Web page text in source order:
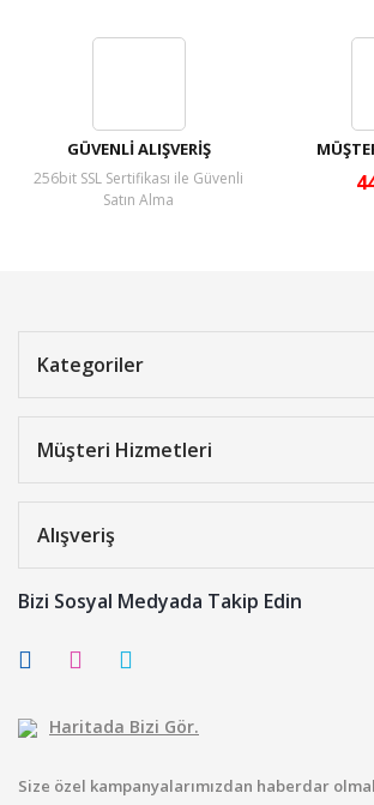
GÜVENLİ ALIŞVERİŞ
256bit SSL Sertifikası ile Güvenli
Satın Alma
Kategoriler
Müşteri Hizmetleri
Alışveriş
Bizi Sosyal Medyada Takip Edin
Haritada Bizi Gör.
Size özel kampanyalarımızdan haberdar